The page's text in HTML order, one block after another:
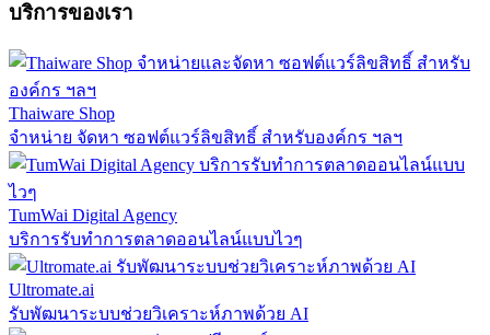
บริการของเรา
Thaiware Shop
จำหน่าย จัดหา ซอฟต์แวร์ลิขสิทธิ์ สำหรับองค์กร ฯลฯ
TumWai Digital Agency
บริการรับทำการตลาดออนไลน์แบบไวๆ
Ultromate.ai
รับพัฒนาระบบช่วยวิเคราะห์ภาพด้วย AI